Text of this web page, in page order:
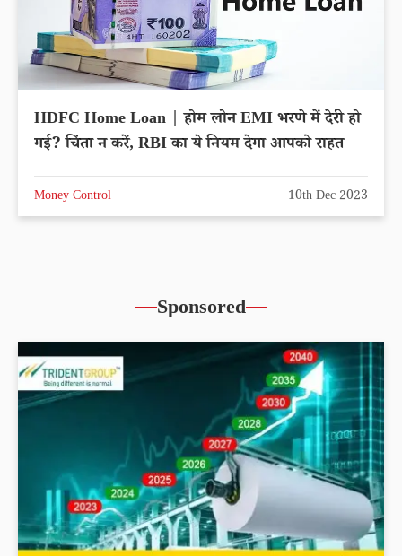
HDFC Home Loan | होम लोन EMI भरणे में देरी हो
गई? चिंता न करें, RBI का ये नियम देगा आपको राहत
Money Control 10th Dec 2023
Sponsored